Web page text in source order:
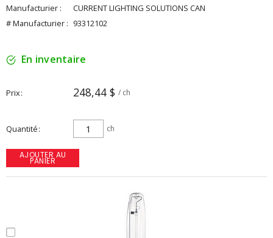
Manufacturier :
CURRENT LIGHTING SOLUTIONS CAN
# Manufacturier : 93312102
En inventaire
Prix 248,44 $ / ch
Quantité ch
AJOUTER AU
PANIER